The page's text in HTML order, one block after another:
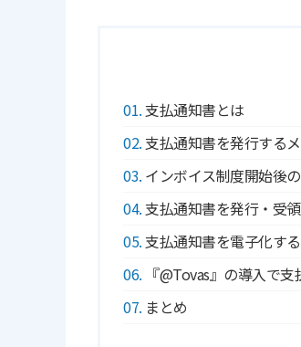
1 支払通知書とは
2 支払通知書を発行する
3 インボイス制度開始後
4 支払通知書を発行・受
5 支払通知書を電子化す
6
『@Tovas』の導入で
7 まとめ